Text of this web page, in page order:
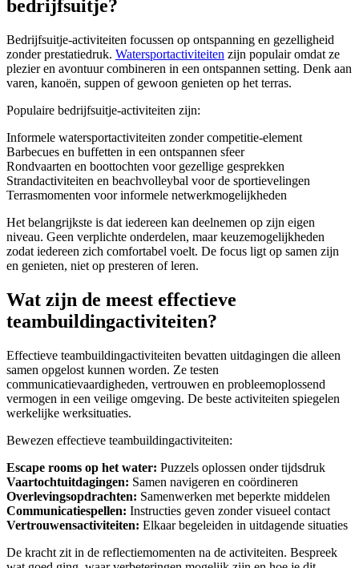
bedrijfsuitje?
Bedrijfsuitje-activiteiten focussen op ontspanning en gezelligheid
zonder prestatiedruk. Watersportactiviteiten zijn populair omdat ze
plezier en avontuur combineren in een ontspannen setting. Denk aan
varen, kanoën, suppen of gewoon genieten op het terras.
Populaire bedrijfsuitje-activiteiten zijn:
Informele watersportactiviteiten zonder competitie-element
Barbecues en buffetten in een ontspannen sfeer
Rondvaarten en boottochten voor gezellige gesprekken
Strandactiviteiten en beachvolleybal voor de sportievelingen
Terrasmomenten voor informele netwerkmogelijkheden
Het belangrijkste is dat iedereen kan deelnemen op zijn eigen
niveau. Geen verplichte onderdelen, maar keuzemogelijkheden
zodat iedereen zich comfortabel voelt. De focus ligt op samen zijn
en genieten, niet op presteren of leren.
Wat zijn de meest effectieve
teambuildingactiviteiten?
Effectieve teambuildingactiviteiten bevatten uitdagingen die alleen
samen opgelost kunnen worden. Ze testen
communicatievaardigheden, vertrouwen en probleemoplossend
vermogen in een veilige omgeving. De beste activiteiten spiegelen
werkelijke werksituaties.
Bewezen effectieve teambuildingactiviteiten:
Escape rooms op het water: Puzzels oplossen onder tijdsdruk
Vaartochtuitdagingen: Samen navigeren en coördineren
Overlevingsopdrachten: Samenwerken met beperkte middelen
Communicatiespellen: Instructies geven zonder visueel contact
Vertrouwensactiviteiten: Elkaar begeleiden in uitdagende situaties
De kracht zit in de reflectiemomenten na de activiteiten. Bespreek